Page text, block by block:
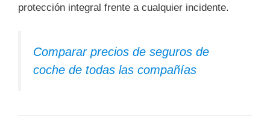
protección integral frente a cualquier incidente.
Comparar precios de seguros de
coche de todas las compañías